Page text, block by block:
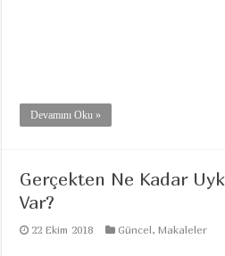
Devamını Oku »
Gerçekten Ne Kadar
Var?
22 Ekim 2018 Güncel,Makaleler